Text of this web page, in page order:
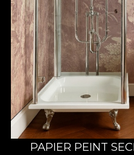
PAPIER PEINT